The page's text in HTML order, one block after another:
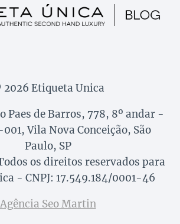
Etiqueta Unica
Paes de Barros, 778, 8º andar -
Vila Nova Conceição, São
Paulo, SP
os direitos reservados para
- CNPJ: 17.549.184/0001-46
Agência Seo Martin